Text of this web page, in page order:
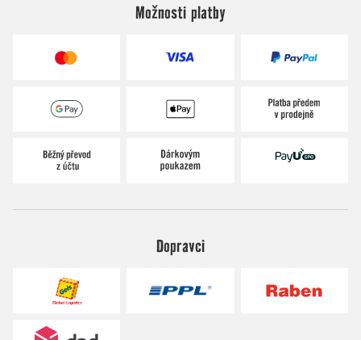
Možnosti platby
Dopravci